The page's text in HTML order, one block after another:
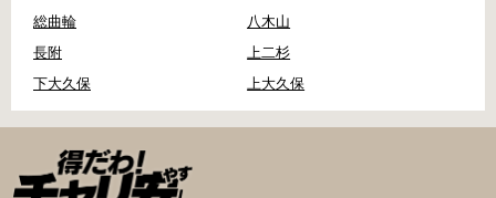
総曲輪
八木山
長附
上二杉
下大久保
上大久保